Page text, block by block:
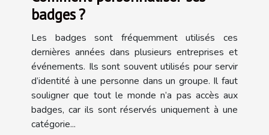
badges ?
Les badges sont fréquemment utilisés ces
dernières années dans plusieurs entreprises et
événements. Ils sont souvent utilisés pour servir
d’identité à une personne dans un groupe. Il faut
souligner que tout le monde n’a pas accès aux
badges, car ils sont réservés uniquement à une
catégorie...